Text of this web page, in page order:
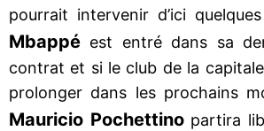
pourrait intervenir d’ici
Mbappé est entré dans sa
contrat et si le club de la capitale
prolonger dans les prochains
Mauricio Pochettinopartira